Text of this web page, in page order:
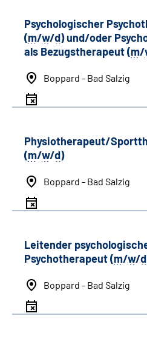
Psychologischer
(m/w/d) und/oder
als Bezugstherapeut (m/
Boppard - Bad Salzig
Physiotherapeut/
(m/w/d)
Boppard - Bad Salzig
Leitender
Psychotherapeut (m/w/d
Boppard - Bad Salzig